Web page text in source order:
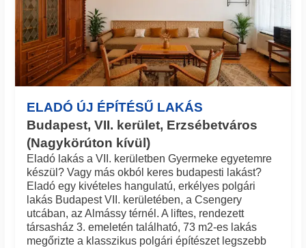
ELADÓ ÚJ ÉPÍTÉSŰ LAKÁS
Budapest, VII. kerület, Erzsébetváros
(Nagykörúton kívül)
Eladó lakás a VII. kerületben Gyermeke egyetemre
készül? Vagy más okból keres budapesti lakást?
Eladó egy kivételes hangulatú, erkélyes polgári
lakás Budapest VII. kerületében, a Csengery
utcában, az Almássy térnél. A liftes, rendezett
társasház 3. emeletén található, 73 m2-es lakás
megőrizte a klasszikus polgári építészet legszebb